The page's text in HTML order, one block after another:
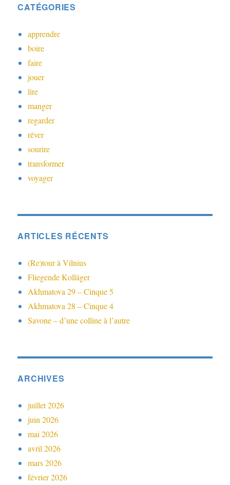
CATÉGORIES
apprendre
boire
faire
jouer
lire
manger
regarder
rêver
sourire
transformer
voyager
ARTICLES RÉCENTS
(Re)tour à Vilnius
Fliegende Kolläger
Akhmatova 29 – Cinque 5
Akhmatova 28 – Cinque 4
Savone – d’une colline à l’autre
ARCHIVES
juillet 2026
juin 2026
mai 2026
avril 2026
mars 2026
février 2026